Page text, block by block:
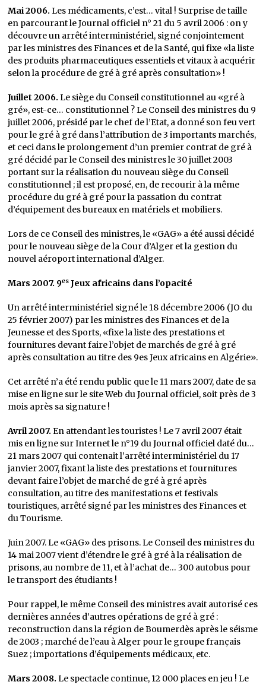
Mai 2006. Les médicaments, c’est… vital ! Surprise de taille
en parcourant le Journal officiel n° 21 du 5 avril 2006 : on y
découvre un arrêté interministériel, signé conjointement
par les ministres des Finances et de la Santé, qui fixe «la liste
des produits pharmaceutiques essentiels et vitaux à acquérir
selon la procédure de gré à gré après consultation» !
Juillet 2006. Le siège du Conseil constitutionnel au «gré à
gré», est-ce… constitutionnel ? Le Conseil des ministres du 9
juillet 2006, présidé par le chef de l’Etat, a donné son feu vert
pour le gré à gré dans l’attribution de 3 importants marchés,
et ceci dans le prolongement d’un premier contrat de gré à
gré décidé par le Conseil des ministres le 30 juillet 2003
portant sur la réalisation du nouveau siège du Conseil
constitutionnel ; il est proposé, en, de recourir à la même
procédure du gré à gré pour la passation du contrat
d’équipement des bureaux en matériels et mobiliers.
Lors de ce Conseil des ministres, le «GAG» a été aussi décidé
pour le nouveau siège de la Cour d’Alger et la gestion du
nouvel aéroport international d’Alger.
Mars 2007. 9es Jeux africains dans l’opacité
Un arrêté interministériel signé le 18 décembre 2006 (JO du
25 février 2007) par les ministres des Finances et de la
Jeunesse et des Sports, «fixe la liste des prestations et
fournitures devant faire l’objet de marchés de gré à gré
après consultation au titre des 9es Jeux africains en Algérie».
Cet arrêté n’a été rendu public que le 11 mars 2007, date de sa
mise en ligne sur le site Web du Journal officiel, soit près de 3
mois après sa signature !
Avril 2007. En attendant les touristes ! Le 7 avril 2007 était
mis en ligne sur Internet le n°19 du Journal officiel daté du…
21 mars 2007 qui contenait l’arrêté interministériel du 17
janvier 2007, fixant la liste des prestations et fournitures
devant faire l’objet de marché de gré à gré après
consultation, au titre des manifestations et festivals
touristiques, arrêté signé par les ministres des Finances et
du Tourisme.
Juin 2007. Le «GAG» des prisons. Le Conseil des ministres du
14 mai 2007 vient d’étendre le gré à gré à la réalisation de
prisons, au nombre de 11, et à l’achat de… 300 autobus pour
le transport des étudiants !
Pour rappel, le même Conseil des ministres avait autorisé ces
dernières années d’autres opérations de gré à gré :
reconstruction dans la région de Boumerdès après le séisme
de 2003 ; marché de l’eau à Alger pour le groupe français
Suez ; importations d’équipements médicaux, etc.
Mars 2008. Le spectacle continue, 12 000 places en jeu ! Le